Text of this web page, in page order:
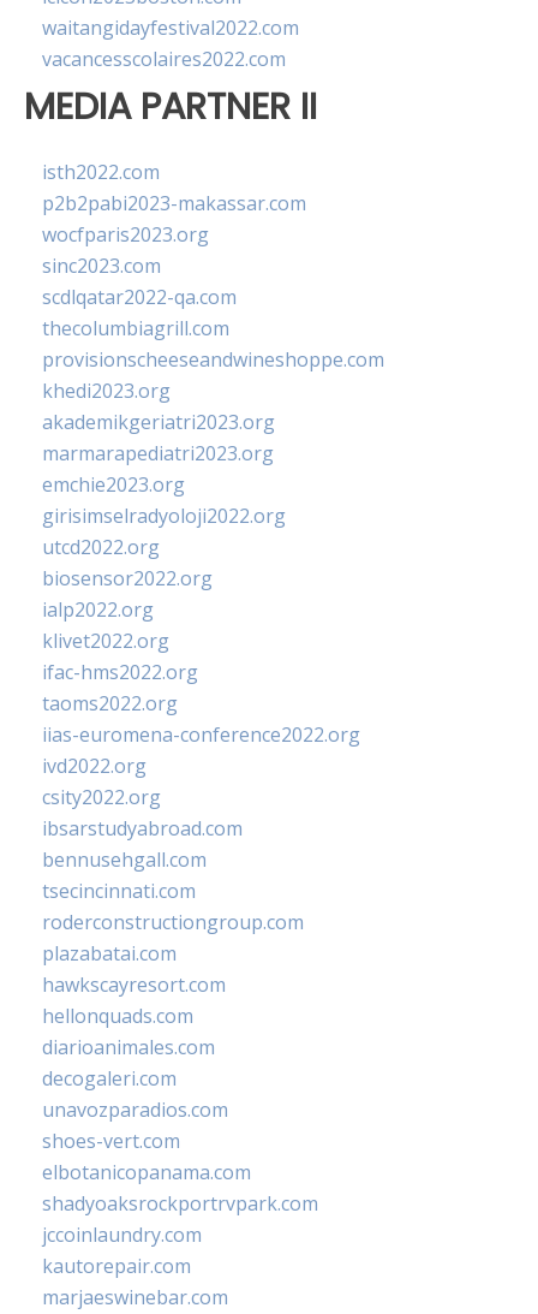
waitangidayfestival2022.com
vacancesscolaires2022.com
MEDIA PARTNER II
isth2022.com
p2b2pabi2023-makassar.com
wocfparis2023.org
sinc2023.com
scdlqatar2022-qa.com
thecolumbiagrill.com
provisionscheeseandwineshoppe.com
khedi2023.org
akademikgeriatri2023.org
marmarapediatri2023.org
emchie2023.org
girisimselradyoloji2022.org
utcd2022.org
biosensor2022.org
ialp2022.org
klivet2022.org
ifac-hms2022.org
taoms2022.org
iias-euromena-conference2022.org
ivd2022.org
csity2022.org
ibsarstudyabroad.com
bennusehgall.com
tsecincinnati.com
roderconstructiongroup.com
plazabatai.com
hawkscayresort.com
hellonquads.com
diarioanimales.com
decogaleri.com
unavozparadios.com
shoes-vert.com
elbotanicopanama.com
shadyoaksrockportrvpark.com
jccoinlaundry.com
kautorepair.com
marjaeswinebar.com